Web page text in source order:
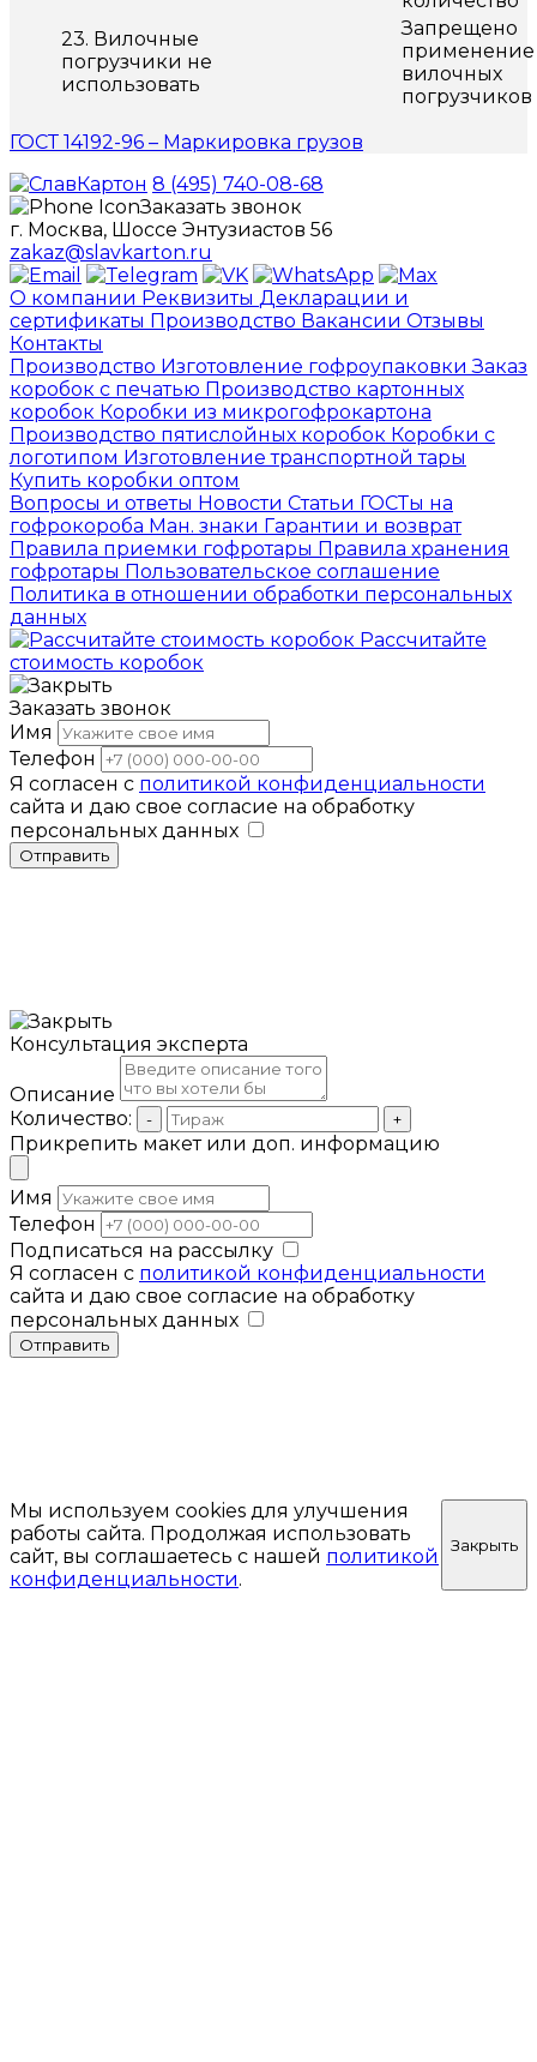
23. Вилочные
погрузчики не
использовать
Запрещено
применение
вилочных
погрузчиков
ГОСТ 14192-96 – Маркировка грузов
8 (495) 740-08-68
Заказать звонок
г. Москва, Шоссе Энтузиастов 56
zakaz@slavkarton.ru
О компании Реквизиты Декларации и
сертификаты Производство Вакансии Отзывы
Контакты
Производство Изготовление гофроупаковкиЗаказ
коробок с печатью Производство картонных
коробок Коробки из микрогофрокартона
Производство пятислойных коробок Коробки с
логотипом Изготовление транспортной тары
Купить коробки оптом
Вопросы и ответы Новости Статьи ГОСТы на
гофрокороба Ман. знаки Гарантии и возврат
Правила приемки гофротары Правила хранения
гофротары Пользовательское соглашение
Политика в отношении обработки персональных
данных
Рассчитайте
стоимость коробок
Заказать звонок
Имя
Телефон
Я согласен с политикой конфиденциальности
сайта и даю свое согласие на обработку
персональных данных
Отправить
Консультация эксперта
Описание
Количество:
- +
Прикрепить макет или доп. информацию
Имя
Телефон
Подписаться на рассылку
Я согласен с политикой конфиденциальности
сайта и даю свое согласие на обработку
персональных данных
Отправить
Мы используем cookies для улучшения
работы сайта. Продолжая использовать
сайт, вы соглашаетесь с нашей политикой
конфиденциальности.
Закрыть